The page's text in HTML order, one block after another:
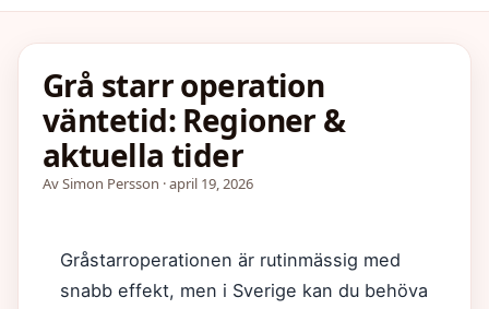
Grå starr operation
väntetid: Regioner &
aktuella tider
Av Simon Persson · april 19, 2026
Gråstarroperationen är rutinmässig med
snabb effekt, men i Sverige kan du behöva